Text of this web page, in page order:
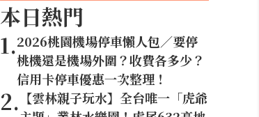
本日熱門
1.2026桃園機場停車懶人包／要停
桃機還是機場外圍？收費各多少？
信用卡停車優惠一次整理！
2. 【雲林親子玩水】全台唯一「虎爺